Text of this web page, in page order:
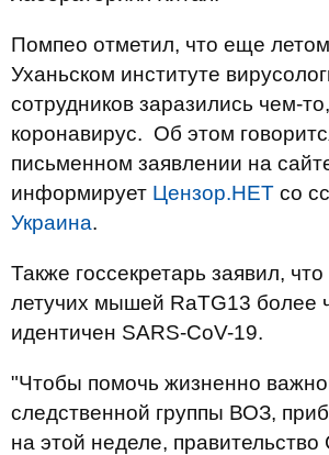
Помпео отметил, что еще
Уханьском институте
сотрудников заразились чем-
коронавирус. Об этом
письменном заявлении на
информирует Цензор.НЕТ со
Украина.
Также госсекретарь заявил,
летучих мышей RaTG13 более
идентичен SARS-CoV-19.
"Чтобы помочь жизненно
следственной группы ВОЗ,
на этой неделе,